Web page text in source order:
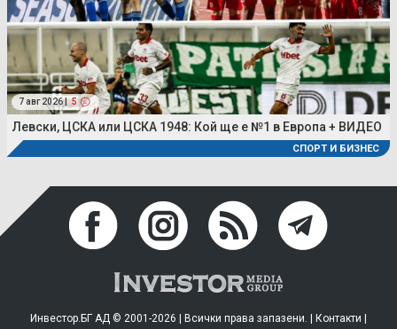
7 авг 2026 | 5
Левски, ЦСКА или ЦСКА 1948: Кой ще е №1 в Европа + ВИДЕО
СПОРТ И БИЗНЕС
Инвестор.БГ АД © 2001-2026 | Всички права запазени. | Контакти